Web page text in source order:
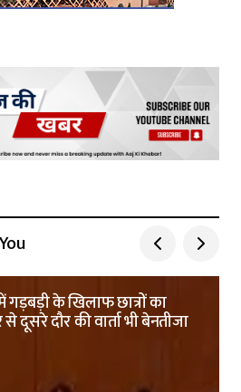
गड़बड़ी के खिलाफ छात्रों का
दूसरे दौर की वार्ता भी बेनतीजा